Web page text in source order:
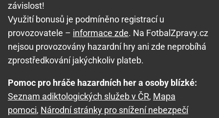
závislost!
Využití bonusů je podmíněno registrací u
provozovatele – informace zde. Na FotbalZpravy.cz
nejsou provozovány hazardní hry ani zde neprobíhá
zprostředkování jakýchkoliv plateb.
Pomoc pro hráče hazardních her a osoby blízké:
Seznam adiktologických služeb v ČR, Mapa
pomoci, Národní stránky pro snížení nebezpečí